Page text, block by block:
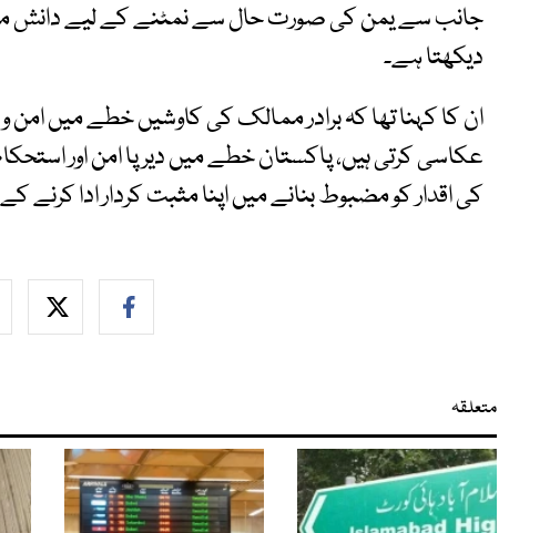
جانب سے یمن کی صورت حال سے نمٹنے کے لیے دانش
دیکھتا ہے۔
ان کا کہنا تھا کہ برادر ممالک کی کاوشیں خطے میں
عکاسی کرتی ہیں، پاکستان خطے میں دیرپا امن اور
کی اقدار کو مضبوط بنانے میں اپنا مثبت کردار ادا کرنے
متعلقہ